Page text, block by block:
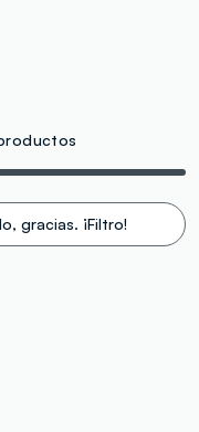
gracias. ¡Filtro!